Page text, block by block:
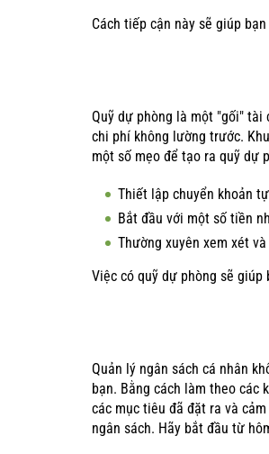
Cách tiếp cận này sẽ giúp
Quỹ dự phòng là một "gối"
chi phí không lường trước.
một số mẹo để tạo ra quỹ dự
Thiết lập chuyển khoản
Bắt đầu với một số tiền
Thường xuyên xem xét
Việc có quỹ dự phòng sẽ
Quản lý ngân sách cá nhân
bạn. Bằng cách làm theo các
các mục tiêu đã đặt ra và
ngân sách. Hãy bắt đầu từ